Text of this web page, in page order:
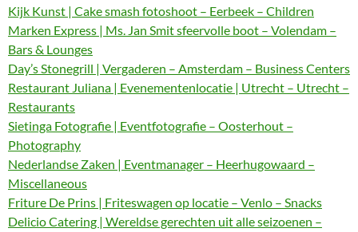
Kijk Kunst | Cake smash fotoshoot – Eerbeek – Children
Marken Express | Ms. Jan Smit sfeervolle boot – Volendam –
Bars & Lounges
Day’s Stonegrill | Vergaderen – Amsterdam – Business Centers
Restaurant Juliana | Evenementenlocatie | Utrecht – Utrecht –
Restaurants
Sietinga Fotografie | Eventfotografie – Oosterhout –
Photography
Nederlandse Zaken | Eventmanager – Heerhugowaard –
Miscellaneous
Friture De Prins | Friteswagen op locatie – Venlo – Snacks
Delicio Catering | Wereldse gerechten uit alle seizoenen –